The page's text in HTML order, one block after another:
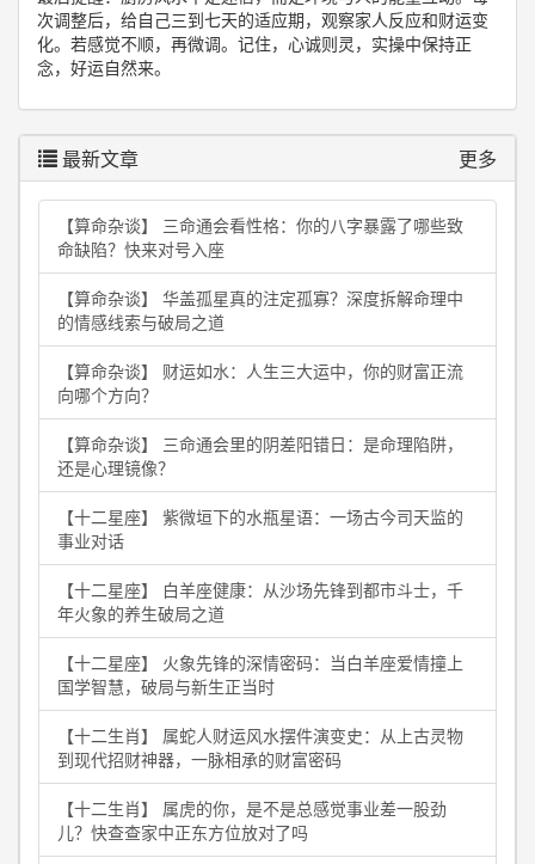
次调整后，给自己三到七天的适应期，观察家人反应和财运变
化。若感觉不顺，再微调。记住，心诚则灵，实操中保持正
念，好运自然来。
最新文章 更多
【算命杂谈】 三命通会看性格：你的八字暴露了哪些致
命缺陷？快来对号入座
【算命杂谈】 华盖孤星真的注定孤寡？深度拆解命理中
的情感线索与破局之道
【算命杂谈】 财运如水：人生三大运中，你的财富正流
向哪个方向？
【算命杂谈】 三命通会里的阴差阳错日：是命理陷阱，
还是心理镜像？
【十二星座】 紫微垣下的水瓶星语：一场古今司天监的
事业对话
【十二星座】 白羊座健康：从沙场先锋到都市斗士，千
年火象的养生破局之道
【十二星座】 火象先锋的深情密码：当白羊座爱情撞上
国学智慧，破局与新生正当时
【十二生肖】 属蛇人财运风水摆件演变史：从上古灵物
到现代招财神器，一脉相承的财富密码
【十二生肖】 属虎的你，是不是总感觉事业差一股劲
儿？快查查家中正东方位放对了吗